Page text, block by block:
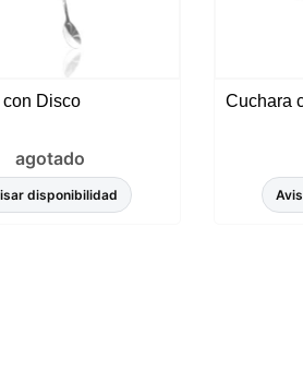
Disco
agotado
disponibilidad
Cuchara
sesión.